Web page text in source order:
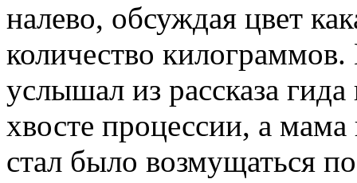
налево, обсуждая цвет
количество
услышал из рассказа
хвосте процессии, а
стал было возмущаться